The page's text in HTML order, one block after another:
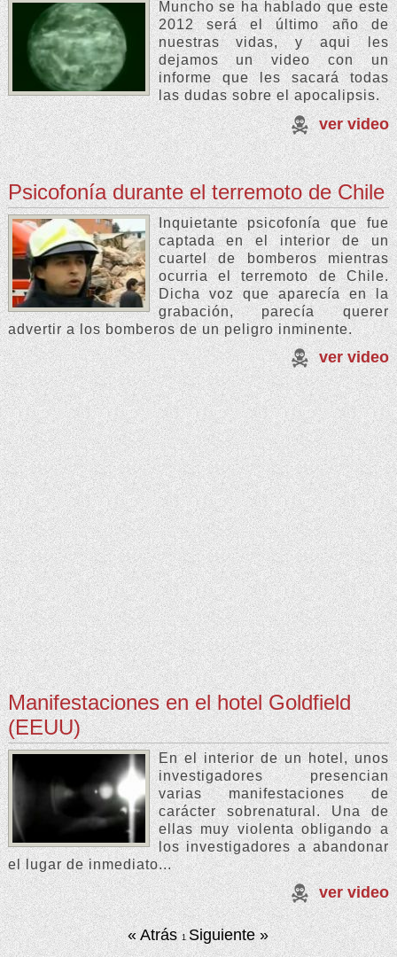
Muncho se ha hablado que este
2012 será el último año de
nuestras vidas, y aqui les
dejamos un video con un
informe que les sacará todas
las dudas sobre el apocalipsis.
ver video
Psicofonía durante el terremoto de Chile
Inquietante psicofonía que fue
captada en el interior de un
cuartel de bomberos mientras
ocurria el terremoto de Chile.
Dicha voz que aparecía en la
grabación, parecía querer
advertir a los bomberos de un peligro inminente.
ver video
Manifestaciones en el hotel Goldfield
(EEUU)
En el interior de un hotel, unos
investigadores presencian
varias manifestaciones de
carácter sobrenatural. Una de
ellas muy violenta obligando a
los investigadores a abandonar
el lugar de inmediato...
ver video
« Atrás 1 Siguiente »